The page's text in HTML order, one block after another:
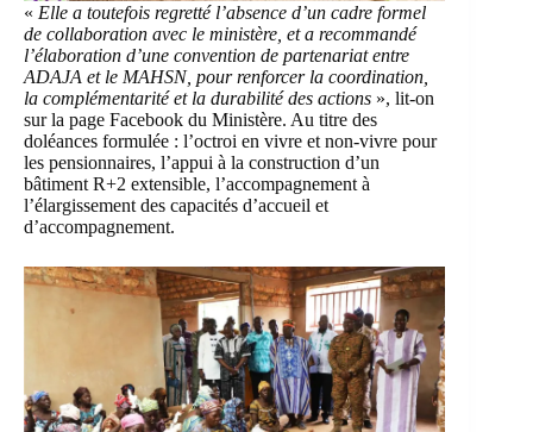
« Elle a toutefois regretté l’absence d’un cadre formel
de collaboration avec le ministère, et a recommandé
l’élaboration d’une convention de partenariat entre
ADAJA et le MAHSN, pour renforcer la coordination,
la complémentarité et la durabilité des actions », lit-on
sur la page Facebook du Ministère. Au titre des
doléances formulée : l’octroi en vivre et non-vivre pour
les pensionnaires, l’appui à la construction d’un
bâtiment R+2 extensible, l’accompagnement à
l’élargissement des capacités d’accueil et
d’accompagnement.